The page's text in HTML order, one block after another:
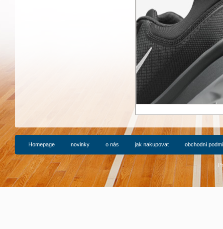
Homepage novinky o nás jak nakupovat obchodní